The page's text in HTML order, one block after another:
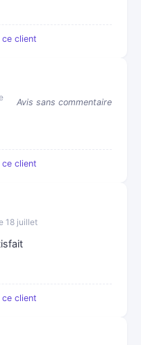
ce client
Avis sans commentaire
ce client
18 juillet
ce client